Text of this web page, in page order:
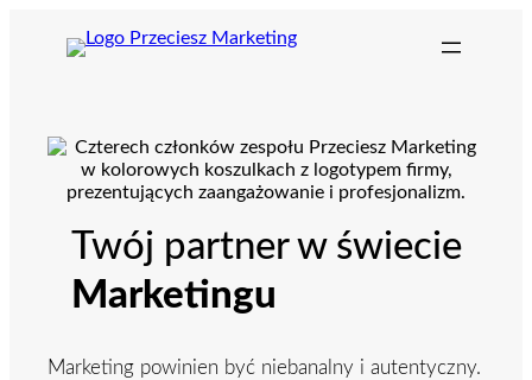
Twój partner w świecie
Marketingu
Marketing powinien być niebanalny i autentyczny.